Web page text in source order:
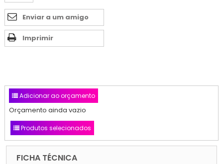
Enviar a um amigo
Imprimir
Adicionar ao orçamento
Orçamento ainda vazio
Produtos selecionados
FICHA TÉCNICA